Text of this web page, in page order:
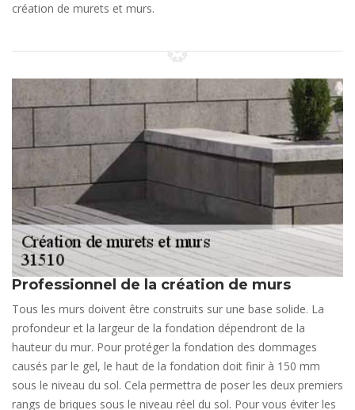
création de murets et murs.
Professionnel de la création de murs
Tous les murs doivent être construits sur une base solide. La
profondeur et la largeur de la fondation dépendront de la
hauteur du mur. Pour protéger la fondation des dommages
causés par le gel, le haut de la fondation doit finir à 150 mm
sous le niveau du sol. Cela permettra de poser les deux premiers
rangs de briques sous le niveau réel du sol. Pour vous éviter les